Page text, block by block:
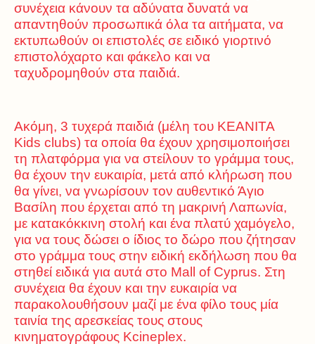
συνέχεια κάνουν τα αδύνατα δυνατά να
απαντηθούν προσωπικά όλα τα αιτήματα, να
εκτυπωθούν οι επιστολές σε ειδικό γιορτινό
επιστολόχαρτο και φάκελο και να
ταχυδρομηθούν στα παιδιά.
Ακόμη, 3 τυχερά παιδιά (μέλη του KEANITA
Kids clubs) τα οποία θα έχουν χρησιμοποιήσει
τη πλατφόρμα για να στείλουν το γράμμα τους,
θα έχουν την ευκαιρία, μετά από κλήρωση που
θα γίνει, να γνωρίσουν τον αυθεντικό Άγιο
Βασίλη που έρχεται από τη μακρινή Λαπωνία,
με κατακόκκινη στολή και ένα πλατύ χαμόγελο,
για να τους δώσει ο ίδιος το δώρο που ζήτησαν
στο γράμμα τους στην ειδική εκδήλωση που θα
στηθεί ειδικά για αυτά στο Mall of Cyprus. Στη
συνέχεια θα έχουν και την ευκαιρία να
παρακολουθήσουν μαζί με ένα φίλο τους μία
ταινία της αρεσκείας τους στους
κινηματογράφους Kcineplex.